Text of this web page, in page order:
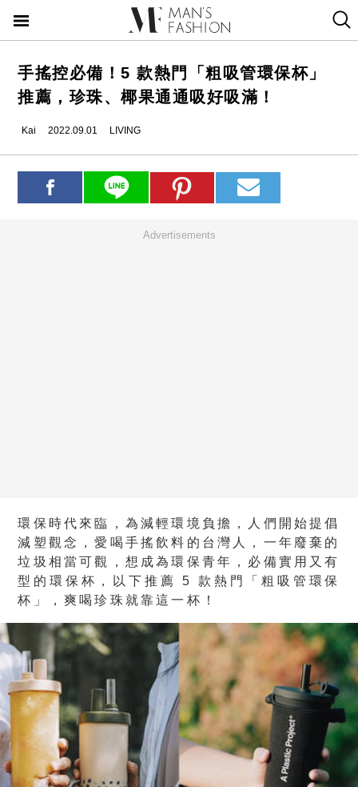
手搖控必備！5 款熱門「粗吸管環保杯」
推薦，珍珠、椰果通通吸好吸滿！
Kai 2022.09.01 LIVING
Advertisements
環保時代來臨，為減輕環境負擔，人們開始提倡
減塑觀念，愛喝手搖飲料的台灣人，一年廢棄的
垃圾相當可觀，想成為環保青年，必備實用又有
型的環保杯，以下推薦 5 款熱門「粗吸管環保
杯」，爽喝珍珠就靠這一杯！